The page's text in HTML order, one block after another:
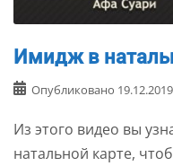
Имидж в
Опубликовано 19.12.2019
Из этого видео вы
натальной карте,